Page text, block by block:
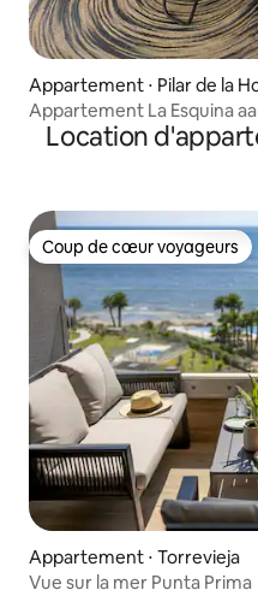
Appartement ⋅ Pilar de la
Appartement La Esquina
Location
Coup de cœur voyageurs
Coup de cœur voyageurs
Appartement ⋅ Torrevieja
Vue sur la mer Punta Prima